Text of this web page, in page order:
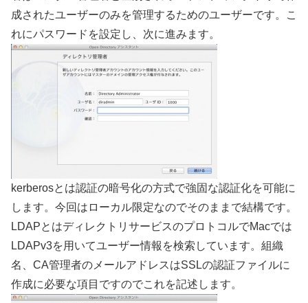
成されたユーザーのみを管理するためのユーザーです。こ
れにパスワードを設定し、次に進みます。
kerberosとは認証の暗号化の方式で強固な認証化を可能に
します。今回はローカル限定なのでそのままで結構です。
LDAPとはディレクトリサービスのプロトコルでMacでは
LDAPv3を用いてユーザー情報を検索しています。組織
名、CA管理者のメールアドレスはSSLの認証ファイルに
作成に必要な項目ですのでこれを記述します。